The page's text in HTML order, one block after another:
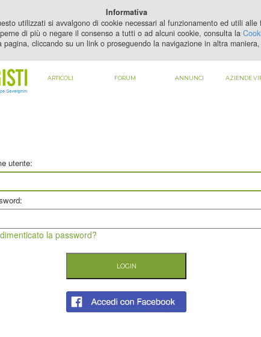
PER VEDERE QUESTO CONTENUTO DEVI
ARTICOLI FORUM ANNUNCI AZIENDE
utente:
la password?
Informativa
utilizzati si avvalgono di cookie necessari al funzionamento ed utili
di più o negare il consenso a tutti o ad alcuni cookie, consulta la
pagina, cliccando su un link o proseguendo la navigazione in altra